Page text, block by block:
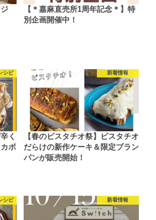
【＊嘉麻直売所1周年記念＊】特
別企画開催中！
シピ
く
ボ
新着情報
【春のピスタチオ祭】ピスタチオ
だらけの新作ケーキ＆限定ブラン
パンが販売開始！
シピ 新着情報